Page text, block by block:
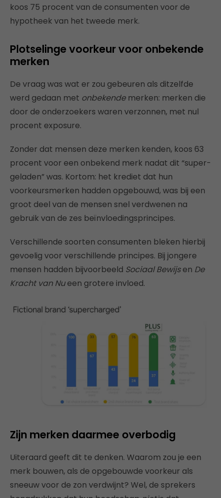
koos 75 procent van de consumenten voor de
hypotheek van het tweede merk.
Plotselinge voorkeur voor onbekende
merken
De vraag was wat er zou gebeuren als ditzelfde
werd gedaan met onbekendemerken: merken die
door de onderzoekers waren verzonnen, met nul
procent exposure.
Zonder dat mensen deze merken kenden, koos 63
procent voor een onbekend merk nadat dit “super-
geladen” was. Kortom: het krediet dat hun
voorkeursmerken hadden opgebouwd, was bij een
groot deel van de mensen snel verdwenen na
gebruik van de zes beïnvloedingsprincipes.
Verschillende soorten consumenten bleken hierbij
gevoelig voor verschillende principes. Bij jongere
mensen hadden bijvoorbeeld Sociaal Bewijsen De
Kracht van Nueen grotere invloed.
Zijn merken daarmee overbodig
Uiteraard geeft dit te denken. Waarom zou je een
merk bouwen, als de opgebouwde voorkeur als
sneeuw voor de zon verdwijnt? Wel, de sprekers